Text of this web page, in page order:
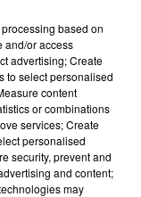
le vide avec six
de vitesse
coordonnées
" sans
based on
and/or access
advertising; Create
to select personalised
content
or combinations
services; Create
personalised
security, prevent and
and content;
may